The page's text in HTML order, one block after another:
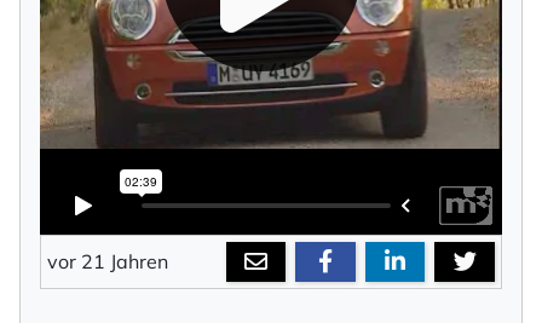
vor 21 Jahren